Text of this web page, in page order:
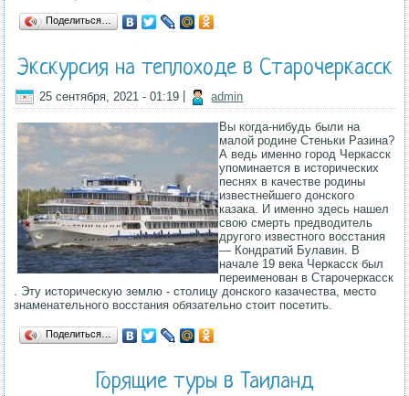
Поделиться…
Экскурсия на теплоходе в Старочеркасск
25 сентября, 2021 - 01:19 admin
Вы когда-нибудь были на
малой родине Стеньки Разина?
А ведь именно город Черкасск
упоминается в исторических
песнях в качестве родины
известнейшего донского
казака. И именно здесь нашел
свою смерть предводитель
другого известного восстания
— Кондратий Булавин. В
начале 19 века Черкасск был
переименован в Старочеркасск
. Эту историческую землю - столицу донского казачества, место
знаменательного восстания обязательно стоит посетить.
Поделиться…
Горящие туры в Таиланд